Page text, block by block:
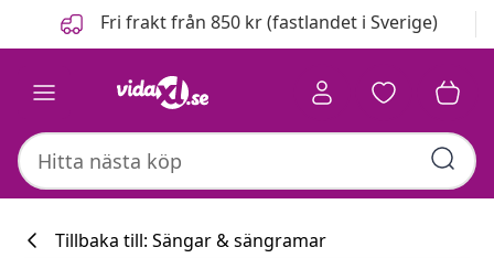
FöregåendeFri frakt från 850 kr (fastlandet i Sverige)
Tillbaka till: Sängar & sängramar